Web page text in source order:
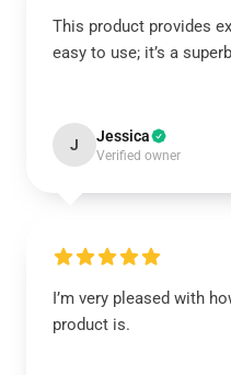
This product provides
easy to use; it’s a
J Jessica
Verified owner
I’m very pleased with
product is.